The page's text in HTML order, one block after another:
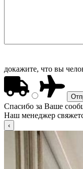
докажите, что вы
Спасибо за Ваше
Наш менеджер